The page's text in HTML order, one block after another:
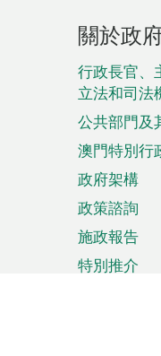
頁
腳
菜
單
關於政
行政長官、
立法和司法
公共部門及
澳門特別行
政府架構
政策諮詢
施政報告
特別推介